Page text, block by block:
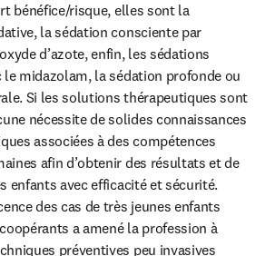
bénéfice/risque, elles sont la
la sédation consciente par
d’azote, enfin, les sédations
le midazolam, la sédation profonde ou
Si les solutions thérapeutiques sont
nécessite de solides connaissances
associées à des compétences
afin d’obtenir des résultats et de
enfants avec efficacité et sécurité.
des cas de très jeunes enfants
a amené la profession à
préventives peu invasives